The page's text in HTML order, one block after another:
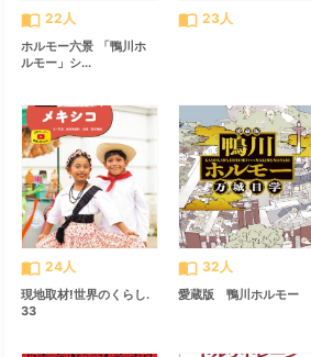
import_contacts 22人
ホルモー六景 「鴨川ホ
ルモー」シ...
import_contacts 23人
import_contacts 24人
現地取材!世界のくらし.
33
import_contacts 32人
愛蔵版 鴨川ホルモー